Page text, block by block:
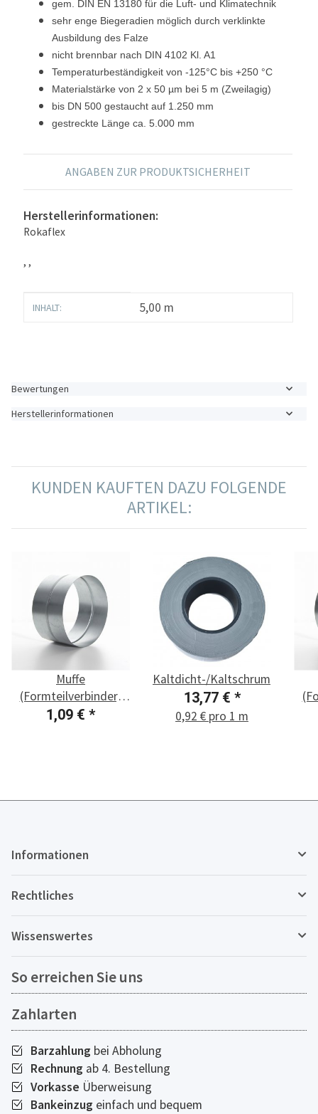
gem. DIN EN 13180 für die Luft- und Klimatechnik
sehr enge Biegeradien möglich durch verklinkte
Ausbildung des Falze
nicht brennbar nach DIN 4102 Kl. A1
Temperaturbeständigkeit von -125°C bis +250 °C
Materialstärke von 2 x 50 µm bei 5 m (Zweilagig)
bis DN 500 gestaucht auf 1.250 mm
gestreckte Länge ca. 5.000 mm
ANGABEN ZUR PRODUKTSICHERHEIT
Herstellerinformationen:
Rokaflex
, ,
Produkteigenschaft
Wert
INHALT: 5,00 m
Bewertungen
Herstellerinformationen
KUNDEN KAUFTEN DAZU FOLGENDE
ARTIKEL:
Muffe
(Formteilverbinder)
DN 125
1,09 € *
Kaltdicht-/Kaltschrumpfband
13,77 € *
0,92 € pro 1 m
Informationen
Rechtliches
Wissenswertes
So erreichen Sie uns
Zahlarten
Barzahlung bei Abholung
Rechnung ab 4. Bestellung
Vorkasse Überweisung
Bankeinzug einfach und bequem